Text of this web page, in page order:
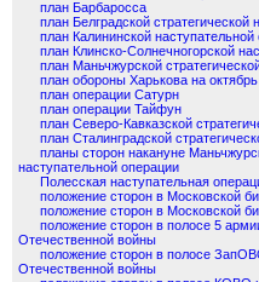
план Барбаросса
план Белградской стратегической
план Калининской наступательной
план Клинско-Солнечногорской
план Маньчжурской
план обороны Харькова на
план операции Сатурн
план операции Тайфун
план Северо-Кавказской
план Сталинградской
планы сторон накануне
наступательной операции
Полесская наступательная
положение сторон в Московской
положение сторон в Московской
положение сторон в полосе 5
Отечественной войны
положение сторон в полосе
Отечественной войны